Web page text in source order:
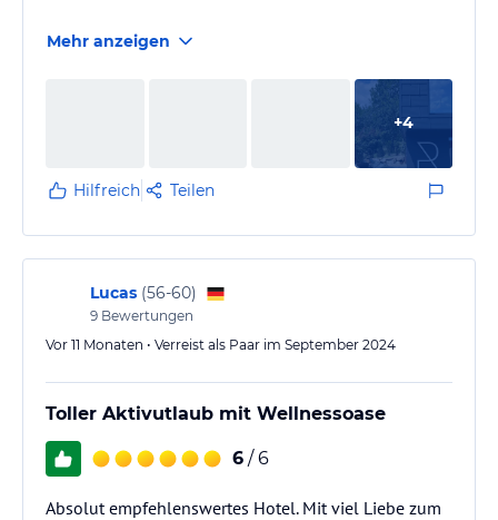
Mehr anzeigen
+4
Hilfreich Teilen
Lucas (56-60)
9 Bewertungen
Vor 11 Monaten • Verreist als Paar im September 2024
Toller Aktivutlaub mit Wellnessoase
6 / 6
Absolut empfehlenswertes Hotel. Mit viel Liebe zum